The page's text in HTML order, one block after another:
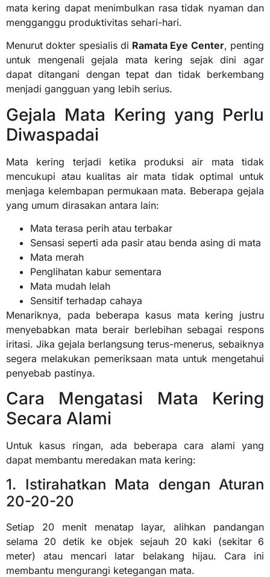
mata kering dapat menimbulkan rasa tidak nyaman dan
mengganggu produktivitas sehari-hari.
Menurut dokter spesialis di Ramata Eye Center, penting
untuk mengenali gejala mata kering sejak dini agar
dapat ditangani dengan tepat dan tidak berkembang
menjadi gangguan yang lebih serius.
Gejala Mata Kering yang Perlu
Diwaspadai
Mata kering terjadi ketika produksi air mata tidak
mencukupi atau kualitas air mata tidak optimal untuk
menjaga kelembapan permukaan mata. Beberapa gejala
yang umum dirasakan antara lain:
Mata terasa perih atau terbakar
Sensasi seperti ada pasir atau benda asing di mata
Mata merah
Penglihatan kabur sementara
Mata mudah lelah
Sensitif terhadap cahaya
Menariknya, pada beberapa kasus mata kering justru
menyebabkan mata berair berlebihan sebagai respons
iritasi. Jika gejala berlangsung terus-menerus, sebaiknya
segera melakukan pemeriksaan mata untuk mengetahui
penyebab pastinya.
Cara Mengatasi Mata Kering
Secara Alami
Untuk kasus ringan, ada beberapa cara alami yang
dapat membantu meredakan mata kering:
1. Istirahatkan Mata dengan Aturan
20-20-20
Setiap 20 menit menatap layar, alihkan pandangan
selama 20 detik ke objek sejauh 20 kaki (sekitar 6
meter) atau mencari latar belakang hijau. Cara ini
membantu mengurangi ketegangan mata.